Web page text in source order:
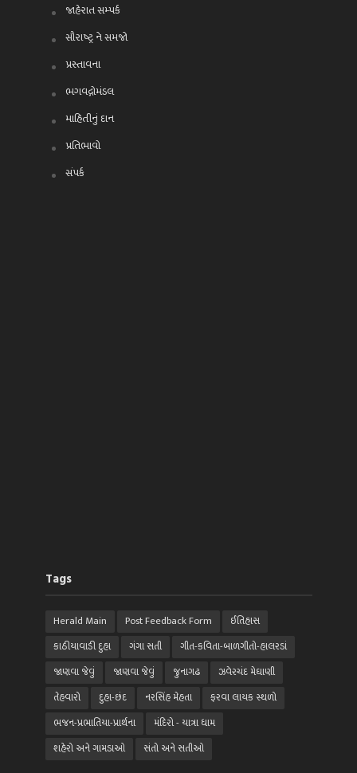
જાહેરાત સમ્પર્ક
સૌરાષ્ટ્ર ને સમજો
પ્રસ્તાવના
ભગવદ્ગોમંડલ
માહિતીનું દાન
પ્રતિભાવો
સંપર્ક
Tags
Herald Main Post Feedback Form
ઈતિહાસ
કાઠીયાવાડી દુહા
ગંગા સતી
ગીત-કવિતા-બાળગીતો-હાલરડાં
જાણવા જેવું
જાણવા જેવું જુનાગઢ
ઝવેરચંદ મેઘાણી
તેહવારો
દુહા-છંદ નરસિંહ મેહતા
ફરવા લાયક સ્થળો
ભજન-પ્રભાતિયા-પ્રાર્થના
મંદિરો - યાત્રા ધામ
શહેરો અને ગામડાઓ
સંતો અને સતીઓ